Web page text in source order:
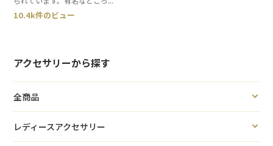
10.4k件のビュー
アクセサリーから探す
全商品
レディースアクセサリー